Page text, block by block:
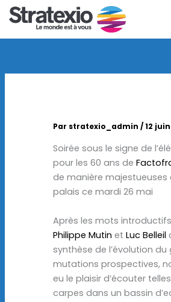
Aller
au
contenu
Par stratexio_admin /12
Soirée sous le signe de
pour les 60 ans de
de manière majestueuses
palais ce mardi 26 mai
Après les mots
Philippe Mutin et Luc Belleil
synthèse de l’évolution
mutations prospectives,
eu le plaisir d’écouter
carpes dans un bassin